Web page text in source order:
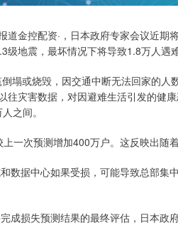
道金控配资·，日本政府专家会议近
级地震，最坏情况下将导致1.8万人遇
塌或烧毁，因交通中断无法回家的
往灾害数据，对因避难生活引发的健
之间。
一次预测增加400万户。这反映出随
数据中心如果受损，可能导致总部集
成损失预测结果的最终评估，日本政
163.01 1.16%